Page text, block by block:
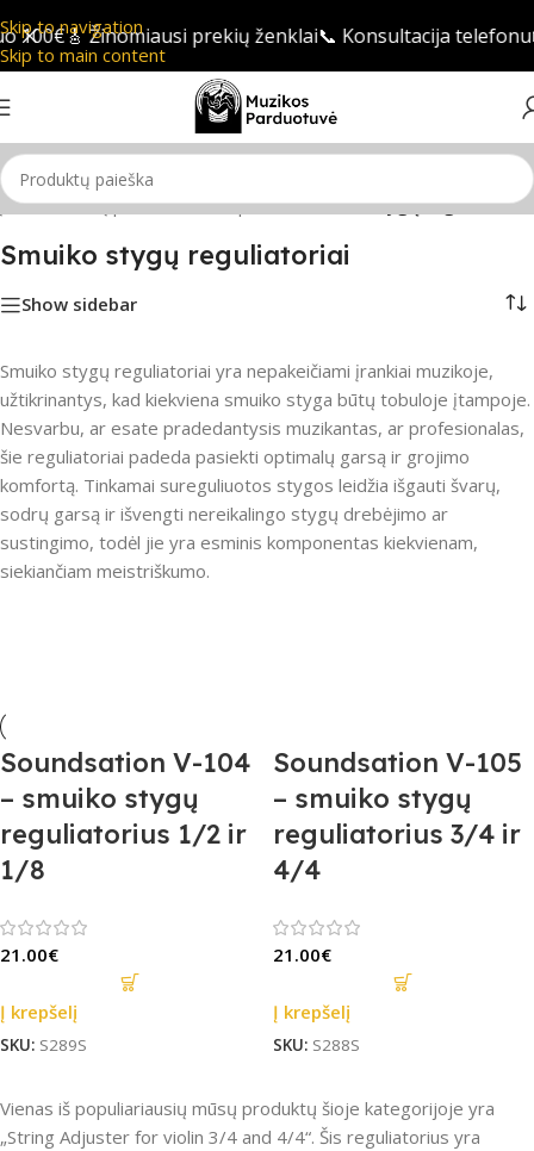
Skip to navigation
Skip to main content
🎸 Žinomiausi prekių ženklai📞 Konsultacija telefonu
instrumentų priedai/Smuiko priedai/Smuiko stygų reguliatoriai
Smuiko stygų reguliatoriai
Show sidebar
Smuiko stygų reguliatoriai yra nepakeičiami įrankiai muzikoje,
užtikrinantys, kad kiekviena smuiko styga būtų tobuloje įtampoje.
Nesvarbu, ar esate pradedantysis muzikantas, ar profesionalas,
šie reguliatoriai padeda pasiekti optimalų garsą ir grojimo
komfortą. Tinkamai sureguliuotos stygos leidžia išgauti švarų,
sodrų garsą ir išvengti nereikalingo stygų drebėjimo ar
sustingimo, todėl jie yra esminis komponentas kiekvienam,
siekiančiam meistriškumo.
Soundsation V-104
– smuiko stygų
reguliatorius 1/2 ir
1/8
21.00€
Į krepšelį
SKU: S289S
Soundsation V-105
– smuiko stygų
reguliatorius 3/4 ir
4/4
21.00€
Į krepšelį
SKU: S288S
Vienas iš populiariausių mūsų produktų šioje kategorijoje yra
„String Adjuster for violin 3/4 and 4/4“. Šis reguliatorius yra